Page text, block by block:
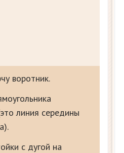
воротник.
линия середины
с дугой на